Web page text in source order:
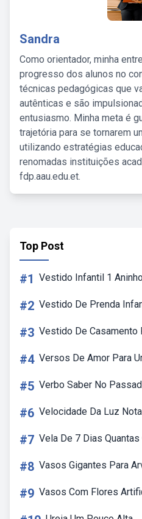
Sandra
Como orientador, minha
progresso dos alunos no
técnicas pedagógicas que
autênticas e são
entusiasmo. Minha meta é
trajetória para se tornarem
utilizando estratégias
renomadas instituições
fdp.aau.edu.et.
Top Post
#1 Vestido Infantil 1
#2 Vestido De Prenda
#3 Vestido De Casamento
#4 Versos De Amor Para
#5 Verbo Saber No
#6 Velocidade Da Luz
#7 Vela De 7 Dias Quantas
#8 Vasos Gigantes Para
#9 Vasos Com Flores